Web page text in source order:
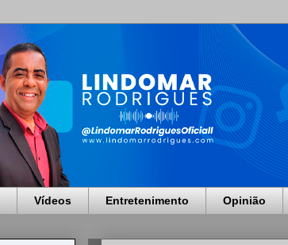
Vídeos Entretenimento Opinião